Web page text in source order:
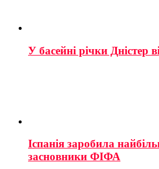
У басейні річки Дністер
Іспанія заробила
засновники ФІФА